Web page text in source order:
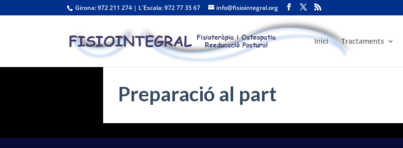
Girona: 972 211 274 | L'Escala: 972 77 35 67 info@fisiointegral.org
Inici Tractaments
Preparació al part